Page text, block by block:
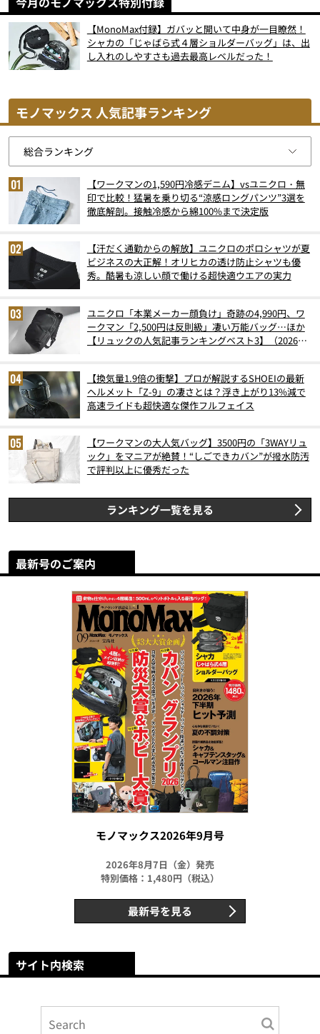
【MonoMax付録】ガバッと開いて中身が一目瞭然！
シャカの「じゃばら式４層ショルダーバッグ」は、出
し入れのしやすさも過去最高レベルだった！
モノマックス 人気記事ランキング
【ワークマンの1,590円冷感デニム】vsユニクロ・無
印で比較！猛暑を乗り切る“涼感ロングパンツ”3選を
徹底解剖。接触冷感から綿100%まで決定版
【汗だく通勤からの解放】ユニクロのポロシャツが夏
ビジネスの大正解！オリヒカの透け防止シャツも優
秀。酷暑も涼しい顔で働ける超快適ウエアの実力
ユニクロ「本業メーカー顔負け」奇跡の4,990円、ワ
ークマン「2,500円は反則級」凄い万能バッグ…ほか
【リュックの人気記事ランキングベスト3】（2026年
【換気量1.9倍の衝撃】プロが解説するSHOEIの最新
ヘルメット「Z-9」の凄さとは？浮き上がり13%減で
高速ライドも超快適な傑作フルフェイス
【ワークマンの大人気バッグ】3500円の「3WAYリュ
ック」をマニアが絶賛！“しごできカバン”が撥水防汚
で評判以上に優秀だった
ランキング一覧を見る
最新号のご案内
モノマックス2026年9月号
2026年8月7日（金）発売
特別価格：1,480円（税込）
最新号を見る
サイト内検索